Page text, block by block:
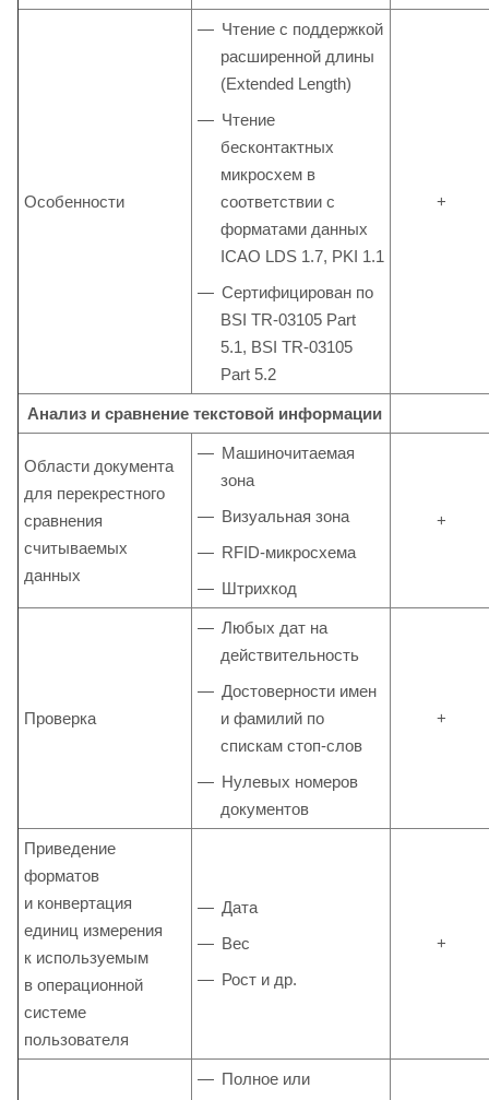
Особенности
Чтение с поддержкой
расширенной длины
(Extended Length)
Чтение
бесконтактных
микросхем в
соответствии с
форматами данных
ICAO LDS 1.7, PKI 1.1
Сертифицирован по
BSI TR-03105 Part
5.1, BSI TR-03105
Part 5.2
+
Анализ и сравнение текстовой информации
Области документа
для перекрестного
сравнения
считываемых
данных
Машиночитаемая
зона
Визуальная зона
RFID-микросхема
Штрихкод
+
Проверка
Любых дат на
действительность
Достоверности имен
и фамилий по
спискам стоп-слов
Нулевых номеров
документов
+
Приведение
форматов
и конвертация
единиц измерения
к используемым
в операционной
системе
пользователя
Дата
Вес
Рост и др.
+
Полное или